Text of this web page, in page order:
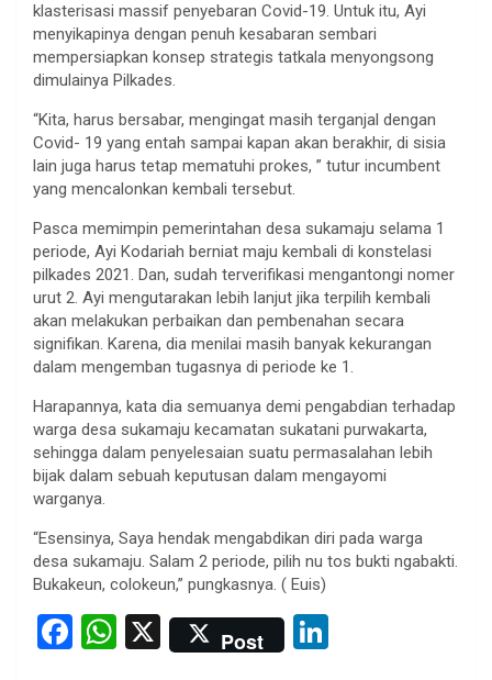
klasterisasi massif penyebaran Covid-19. Untuk itu, Ayi
menyikapinya dengan penuh kesabaran sembari
mempersiapkan konsep strategis tatkala menyongsong
dimulainya Pilkades.
“Kita, harus bersabar, mengingat masih terganjal dengan
Covid- 19 yang entah sampai kapan akan berakhir, di sisia
lain juga harus tetap mematuhi prokes, ” tutur incumbent
yang mencalonkan kembali tersebut.
Pasca memimpin pemerintahan desa sukamaju selama 1
periode, Ayi Kodariah berniat maju kembali di konstelasi
pilkades 2021. Dan, sudah terverifikasi mengantongi nomer
urut 2. Ayi mengutarakan lebih lanjut jika terpilih kembali
akan melakukan perbaikan dan pembenahan secara
signifikan. Karena, dia menilai masih banyak kekurangan
dalam mengemban tugasnya di periode ke 1.
Harapannya, kata dia semuanya demi pengabdian terhadap
warga desa sukamaju kecamatan sukatani purwakarta,
sehingga dalam penyelesaian suatu permasalahan lebih
bijak dalam sebuah keputusan dalam mengayomi
warganya.
“Esensinya, Saya hendak mengabdikan diri pada warga
desa sukamaju. Salam 2 periode, pilih nu tos bukti ngabakti.
Bukakeun, colokeun,” pungkasnya. ( Euis)
F
W X Post